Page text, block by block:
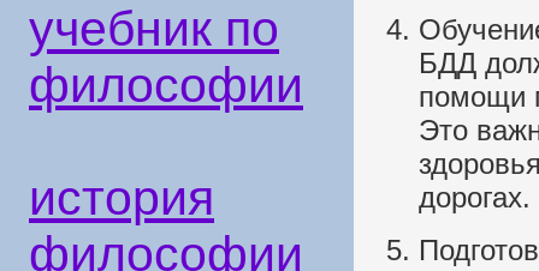
учебник по
философии
история
философии
БДД
помощи
Это
дорогах.